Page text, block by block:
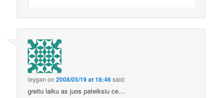
leygan on2008/05/19 at 18:46said:
greitu laiku as juos pateiksiu ce…